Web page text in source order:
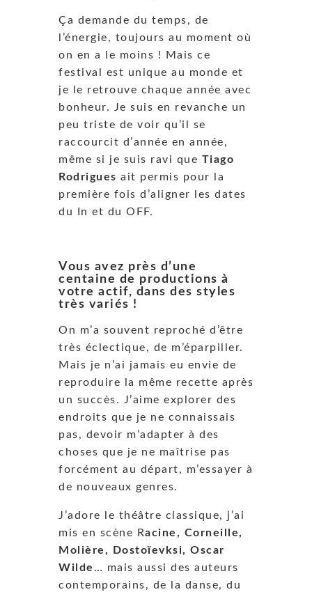
Ça demande du temps, de
l’énergie, toujours au moment où
on en a le moins ! Mais ce
festival est unique au monde et
je le retrouve chaque année avec
bonheur. Je suis en revanche un
peu triste de voir qu’il se
raccourcit d’année en année,
même si je suis ravi que Tiago
Rodrigues ait permis pour la
première fois d’aligner les dates
du In et du OFF.
Vous avez près d’une
centaine de productions à
votre actif, dans des styles
très variés !
On m’a souvent reproché d’être
très éclectique, de m’éparpiller.
Mais je n’ai jamais eu envie de
reproduire la même recette après
un succès. J’aime explorer des
endroits que je ne connaissais
pas, devoir m’adapter à des
choses que je ne maîtrise pas
forcément au départ, m’essayer à
de nouveaux genres.
J’adore le théâtre classique, j’ai
mis en scène Racine, Corneille,
Molière, Dostoïevksi, Oscar
Wilde … mais aussi des auteurs
contemporains, de la danse, du